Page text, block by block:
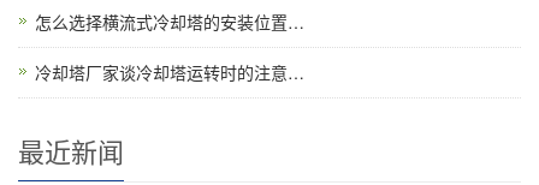
怎么选择横流式冷却塔的安装位置…
冷却塔厂家谈冷却塔运转时的注意…
最近新闻